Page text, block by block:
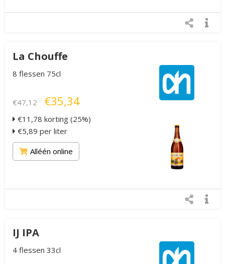
La Chouffe
8 flessen 75cl
€47,12 €35,34
€11,78 korting (25%)
€5,89 per liter
Alléén online
IJ IPA
4 flessen 33cl